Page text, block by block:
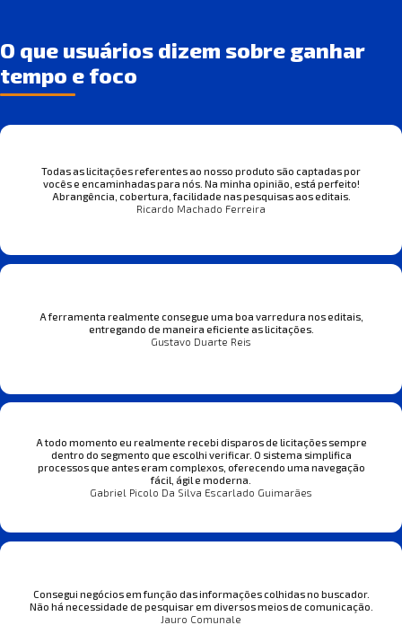
O que usuários dizem sobre ganhar
tempo e foco
Todas as licitações referentes ao nosso produto são captadas por
vocês e encaminhadas para nós. Na minha opinião, está perfeito!
Abrangência, cobertura, facilidade nas pesquisas aos editais.
Ricardo Machado Ferreira
A ferramenta realmente consegue uma boa varredura nos editais,
entregando de maneira eficiente as licitações.
Gustavo Duarte Reis
A todo momento eu realmente recebi disparos de licitações sempre
dentro do segmento que escolhi verificar. O sistema simplifica
processos que antes eram complexos, oferecendo uma navegação
fácil, ágil e moderna.
Gabriel Picolo Da Silva Escarlado Guimarães
Consegui negócios em função das informações colhidas no buscador.
Não há necessidade de pesquisar em diversos meios de comunicação.
Jauro Comunale